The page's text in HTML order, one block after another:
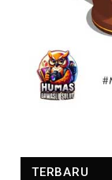
TERBARU